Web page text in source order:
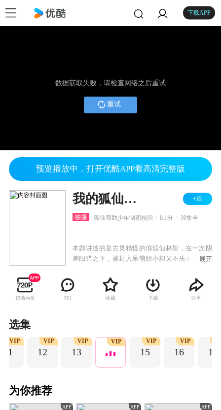
下载APP
数据获取失败，请检查网络之后重试
重试
预览播放中，打开优酷APP看高清完整版
我的狐仙老婆 第一季 +追
独播 狐仙帮助少年制霸校园 8.1分 30集全
本剧讲述的是古灵精怪的俏狐仙林彤，在一次阴
差阳错之下，被封入呆萌胆小却又不失正义感的
一步步成长为少年英雄，俘获各色美女，最终成
为人生赢家的故事。
展开
超清画质 951 收藏 下载 分享
选集
11
VIP
12
VIP
13
VIP VIP
15
VIP
16
VIP
17
为你推荐
APP APP APP